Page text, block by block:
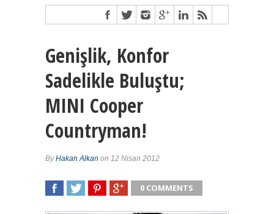
Genişlik, Konfor
Sadelikle Buluştu;
MINI Cooper
Countryman!
ByHakan Alkan on 12 Nisan 2012
0 COMMENTS